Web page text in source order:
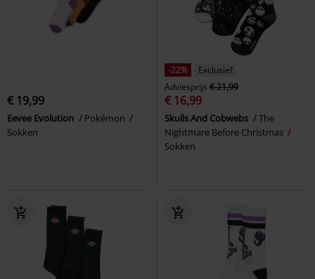
€ 19,99
Eevee Evolution
Pokémon
Sokken
-22%
Exclusief
Adviesprijs € 21,99
€ 16,99
Skulls And Cobwebs
The
Nightmare Before Christmas
Sokken